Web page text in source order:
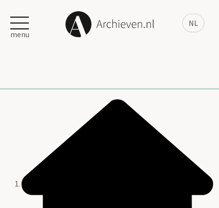
NL
menu